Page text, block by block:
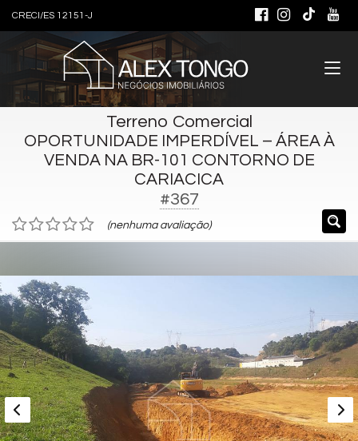
CRECI/ES 12151-J
Terreno Comercial
OPORTUNIDADE IMPERDÍVEL – ÁREA À
VENDA NA BR-101 CONTORNO DE
CARIACICA
#367
(nenhuma avaliação)